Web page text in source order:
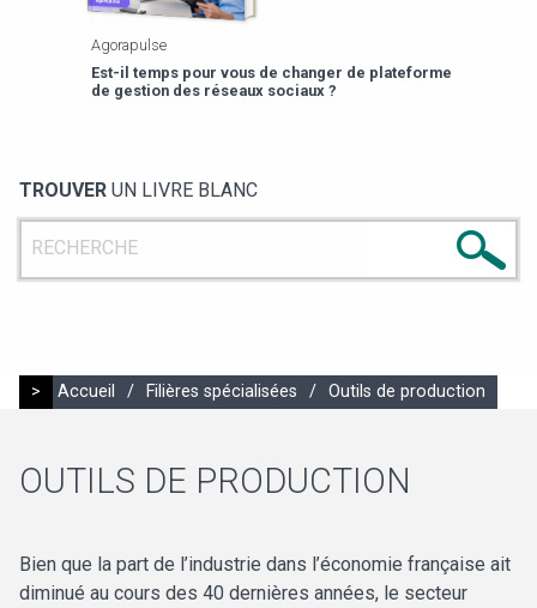
Agorapulse
Est-il temps pour vous de changer de plateforme
de gestion des réseaux sociaux ?
TROUVER UN LIVRE BLANC
> Accueil / Filières spécialisées / Outils de production
OUTILS DE PRODUCTION
Bien que la part de l’industrie dans l’économie française ait
diminué au cours des 40 dernières années, le secteur